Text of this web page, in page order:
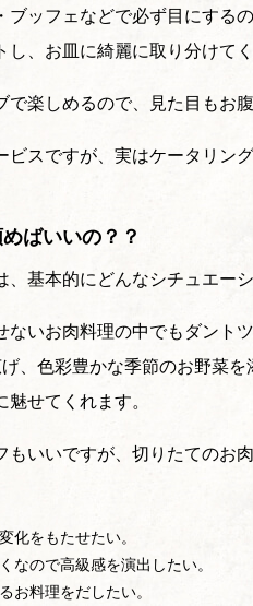
ッフェなどで必ず目にする
、お皿に綺麗に取り分けて
で楽しめるので、見た目もお
ビスですが、実はケータリン
ばいいの？？
、基本的にどんなシチュエー
いお肉料理の中でもダント
、色彩豊かな季節のお野菜
せてくれます。
もいいですが、切りたてのお
化をもたせたい。
なので高級感を演出したい。
お料理をだしたい。